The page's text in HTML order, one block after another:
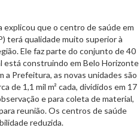
explicou que o centro de saúde em
terá qualidade muito superior à
Ele faz parte do conjunto de 40
está construindo em Belo Horizonte
Prefeitura, as novas unidades são
de 1,1 mil m² cada, divididos em 17
e para coleta de material,
reunião. Os centros de saúde
reduzida.